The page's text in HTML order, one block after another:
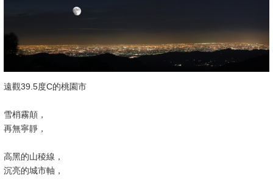
遠觀39.5度C的桃園市
雪梢霧顛，
再無寧靜，
高黑的山稜線，
沉亮的城市軸，